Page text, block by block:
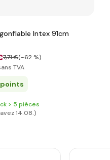
Intex 91cm
7,71 €(-62 %)
TVA
points
> 5 pièces
14.08.)